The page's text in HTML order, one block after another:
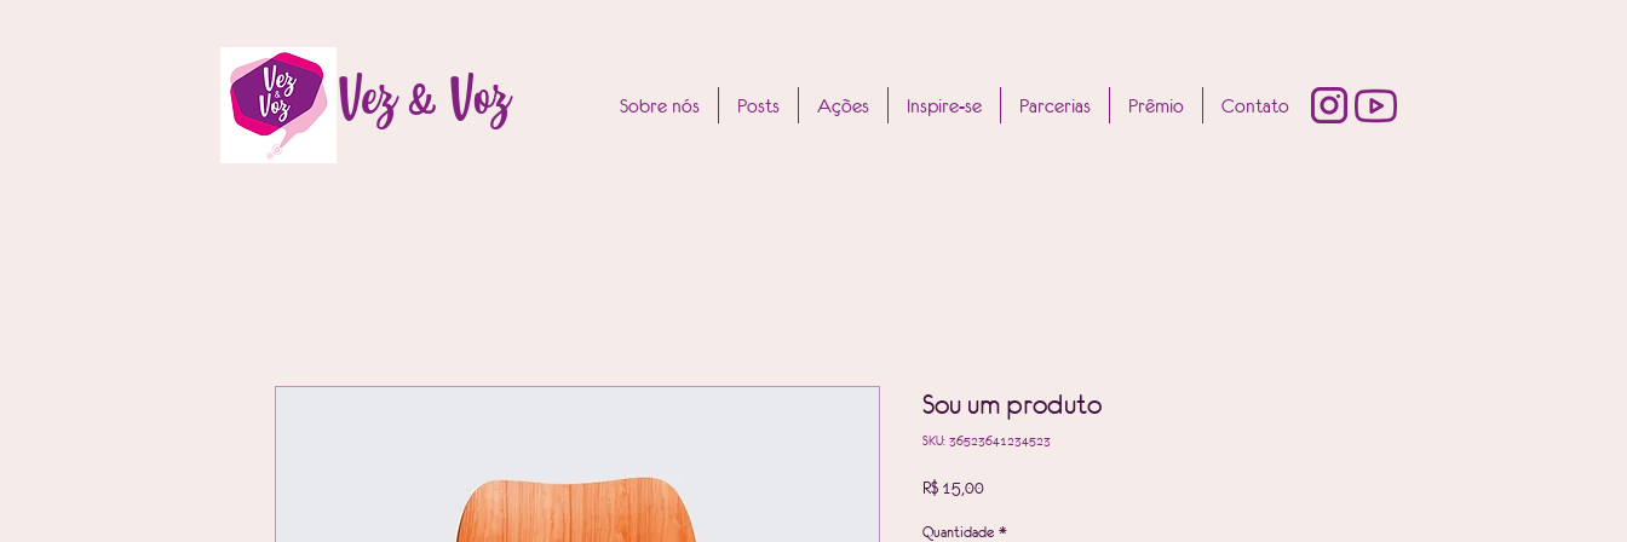
Vez & Voz Sobre nós Posts Ações Inspire-se Parcerias Prêmio Contato
Sou um produto
SKU: 36523641234523
R$ 15,00Preço
Quantidade *